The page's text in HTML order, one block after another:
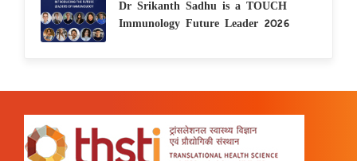
Dr Srikanth Sadhu is a TOUCH
Immunology Future Leader 2026